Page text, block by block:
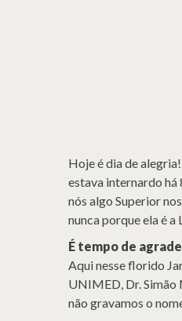
Hoje é dia de
estava internardo há
nós algo Superior
nunca porque ela é a
É tempo de
Aqui nesse florido
UNIMED, Dr. Simão
não gravamos o